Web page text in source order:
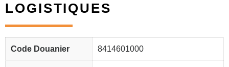
LOGISTIQUES
Code Douanier 8414601000